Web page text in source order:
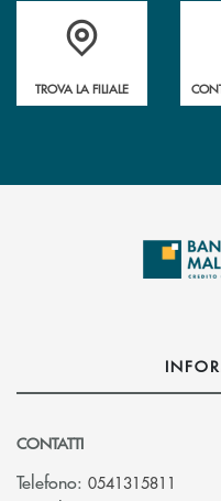
Trova la filiale più vicina a te.
TROVA LA FILIALE
CONTATTI
Telefono: 0541315811